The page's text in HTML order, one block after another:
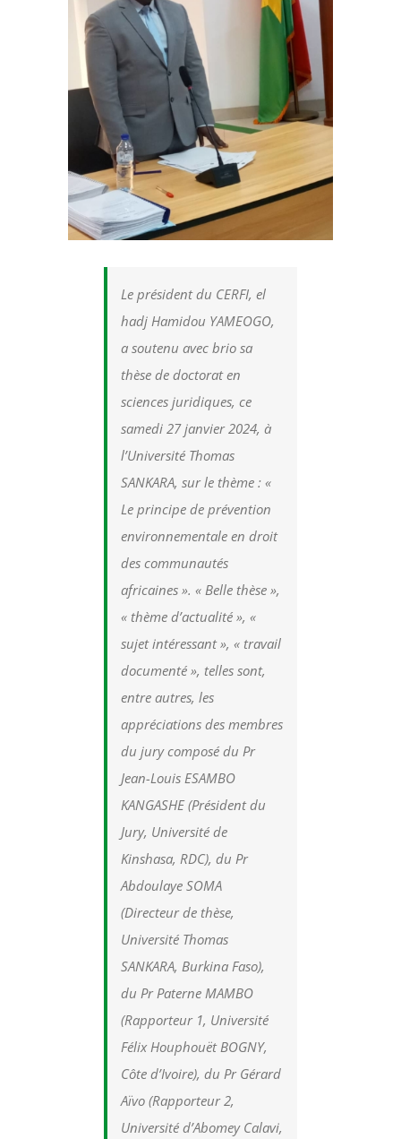
Le président du CERFI, el
hadj Hamidou YAMEOGO,
a soutenu avec brio sa
thèse de doctorat en
sciences juridiques, ce
samedi 27 janvier 2024, à
l’Université Thomas
SANKARA, sur le thème : «
Le principe de prévention
environnementale en droit
des communautés
africaines ». « Belle thèse »,
« thème d’actualité », «
sujet intéressant », « travail
documenté », telles sont,
entre autres, les
appréciations des membres
du jury composé du Pr
Jean-Louis ESAMBO
KANGASHE (Président du
Jury, Université de
Kinshasa, RDC), du Pr
Abdoulaye SOMA
(Directeur de thèse,
Université Thomas
SANKARA, Burkina Faso),
du Pr Paterne MAMBO
(Rapporteur 1, Université
Félix Houphouët BOGNY,
Côte d’Ivoire), du Pr Gérard
Aïvo (Rapporteur 2,
Université d’Abomey Calavi,